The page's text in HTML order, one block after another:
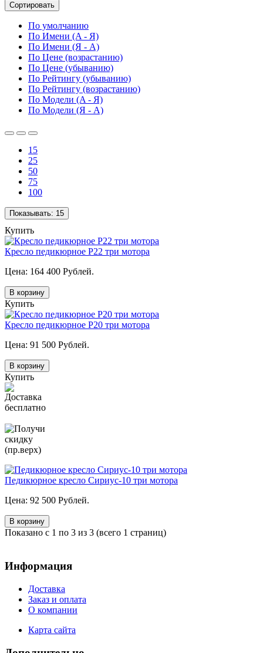
Сортировать
По умолчанию
По Имени (A - Я)
По Имени (Я - A)
По Цене (возрастанию)
По Цене (убыванию)
По Рейтингу (убыванию)
По Рейтингу (возрастанию)
По Модели (A - Я)
По Модели (Я - A)
15
25
50
75
100
Показывать: 15
Купить
Кресло педикюрное P22 три мотора
Цена: 164 400 Рублей.
В корзину
Купить
Кресло педикюрное P20 три мотора
Цена: 91 500 Рублей.
В корзину
Купить
Педикюрное кресло Сириус-10 три мотора
Цена: 92 500 Рублей.
В корзину
Показано с 1 по 3 из 3 (всего 1 страниц)
Информация
Доставка
Заказ и оплата
О компании
Карта сайта